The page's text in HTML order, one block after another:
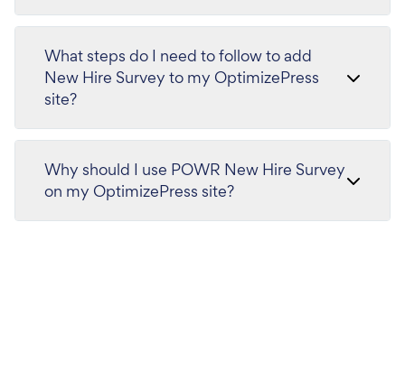
What steps do I need to follow to add
New Hire Survey to my OptimizePress
site?
Why should I use POWR New Hire Survey
on my OptimizePress site?